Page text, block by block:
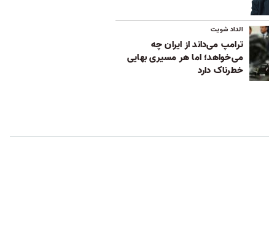
الداد شویت
ترامپ می‌داند از ایران چه
می‌خواهد؛ اما هر مسیری بهایی
خطرناک دارد